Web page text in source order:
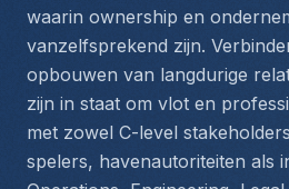
waarin ownership en
vanzelfsprekend zijn.
opbouwen van langdurige
zijn in staat om vlot en
met zowel C-level
spelers, havenautoriteiten als